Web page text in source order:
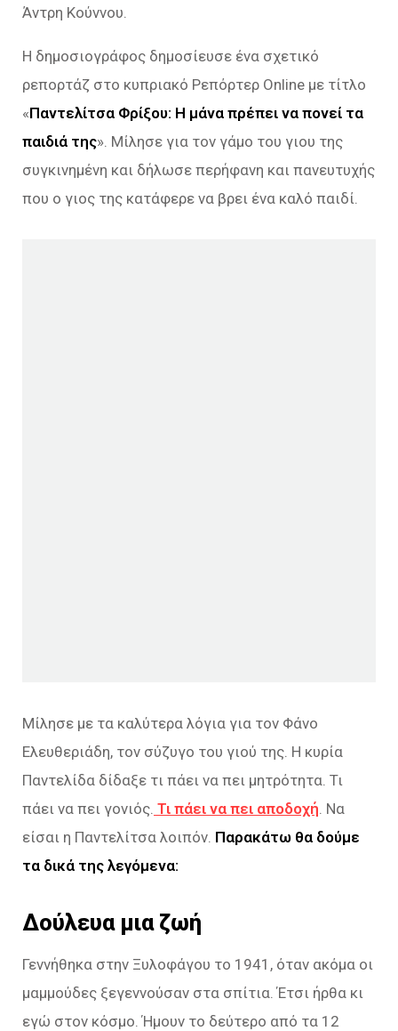
Άντρη Κούννου.
Η δημοσιογράφος δημοσίευσε ένα σχετικό
ρεπορτάζ στο κυπριακό Ρεπόρτερ Online με τίτλο
«Παντελίτσα Φρίξου: Η μάνα πρέπει να πονεί τα
παιδιά της». Μίλησε για τον γάμο του γιου της
συγκινημένη και δήλωσε περήφανη και πανευτυχής
που ο γιος της κατάφερε να βρει ένα καλό παιδί.
Μίλησε με τα καλύτερα λόγια για τον Φάνο
Ελευθεριάδη, τον σύζυγο του γιού της. Η κυρία
Παντελίδα δίδαξε τι πάει να πει μητρότητα. Τι
πάει να πει γονιός. Τι πάει να πει αποδοχή . Να
είσαι η Παντελίτσα λοιπόν. Παρακάτω θα δούμε
τα δικά της λεγόμενα:
Δούλευα μια ζωή
Γεννήθηκα στην Ξυλοφάγου το 1941, όταν ακόμα οι
μαμμούδες ξεγεννούσαν στα σπίτια. Έτσι ήρθα κι
εγώ στον κόσμο. Ήμουν το δεύτερο από τα 12